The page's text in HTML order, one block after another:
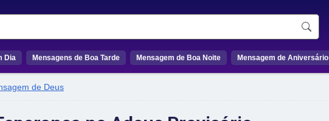
Dia Mensagens de Boa Tarde Mensagem de Boa Noite Mensagem de Aniversário
de Deus